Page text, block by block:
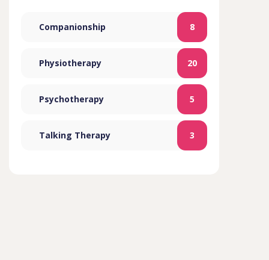
Companionship 8
Physiotherapy 20
Psychotherapy 5
Talking Therapy 3